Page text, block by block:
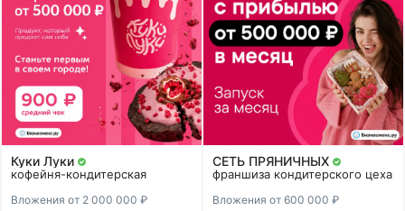
Куки Луки
кофейня-кондитерская
Вложения от 2 000 000 ₽
СЕТЬ ПРЯНИЧНЫХ
франшиза кондитерского цеха
Вложения от 600 000 ₽